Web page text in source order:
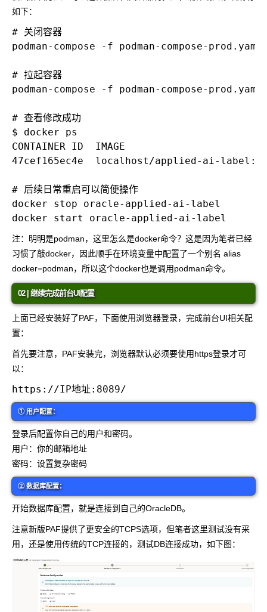
如下：
# 关闭容器
podman-compose -f podman-compose-prod.yaml
# 拉起容器
podman-compose -f podman-compose-
# 查看修改成功
$ docker ps
CONTAINER ID  IMAGE
47cef165ec4e  localhost/applied-ai-
# 后续日常重启可以简便操作
docker stop oracle-applied-ai-label
注：明明是podman，这里怎么是docker命令？这是因为笔者已经
习惯了敲docker，因此顺手在环境变量中配置了一个别名 alias
docker=podman，所以这个docker也是调用podman命令。
02 | 继续完成前台UI配置
上面已经安装好了PAF，下面使用浏览器登录，完成前台UI相关配
置：
首先要注意，PAF安装完，浏览器默认必须要使用https登录才可
以：
① 用户配置：
登录后配置你自己的用户和密码。
用户：你的邮箱地址
密码：设置复杂密码
② 数据库配置：
开始数据库配置，就是连接到自己的OracleDB。
注意新版PAF提供了更安全的TCPS选项，但笔者这里测试没有采
用，还是使用传统的TCP连接的，测试DB连接成功，如下图：